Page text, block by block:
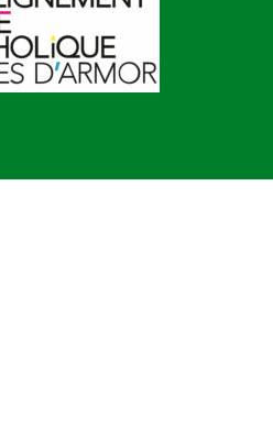
GUINGAMP